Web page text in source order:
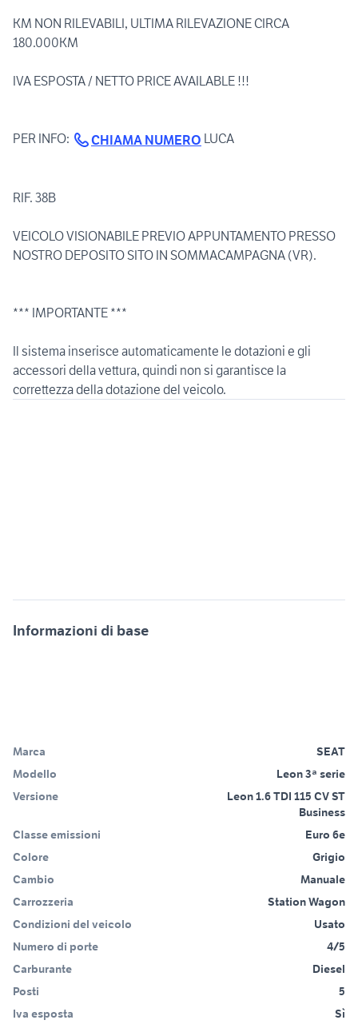
KM NON RILEVABILI, ULTIMA RILEVAZIONE CIRCA
180.000KM
IVA ESPOSTA / NETTO PRICE AVAILABLE !!!
PER INFO: CHIAMA NUMERO LUCA
RIF. 38B
VEICOLO VISIONABILE PREVIO APPUNTAMENTO PRESSO
NOSTRO DEPOSITO SITO IN SOMMACAMPAGNA (VR).
*** IMPORTANTE ***
Il sistema inserisce automaticamente le dotazioni e gli
accessori della vettura, quindi non si garantisce la
Informazioni di base
Marca
SEAT
Modello
Leon 3ª serie
Versione
Leon 1.6 TDI 115 CV ST
Business
Classe emissioni
Euro 6e
Colore
Grigio
Cambio
Manuale
Carrozzeria
Station Wagon
Condizioni del veicolo
Usato
Numero di porte
4/5
Carburante
Diesel
Posti
5
Iva esposta
Sì